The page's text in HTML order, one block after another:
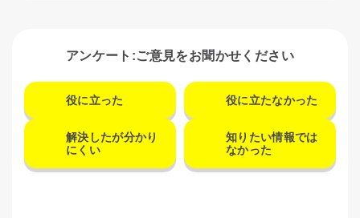
アンケート:ご意見をお聞かせください
役に立った 役に立たなかった
解決したが分かり
にくい
知りたい情報では
なかった